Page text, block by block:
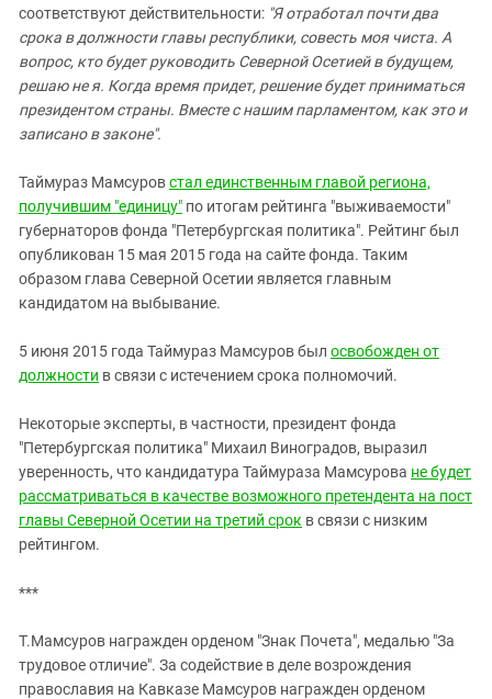
соответствуют действительности: "Я отработал почти два
срока в должности главы республики, совесть моя чиста. А
вопрос, кто будет руководить Северной Осетией в будущем,
решаю не я. Когда время придет, решение будет приниматься
президентом страны. Вместе с нашим парламентом, как это и
записано в законе".
Таймураз Мамсуровстал единственным главой региона,
получившим "единицу" по итогам рейтинга "выживаемости"
губернаторов фонда "Петербургская политика". Рейтинг был
опубликован 15 мая 2015 года на сайте фонда. Таким
образом глава Северной Осетии является главным
кандидатом на выбывание.
5 июня 2015 года Таймураз Мамсуров был освобожден от
должности в связи с истечением срока полномочий.
Некоторые эксперты, в частности, президент фонда
"Петербургская политика" Михаил Виноградов, выразил
уверенность, что кандидатура Таймураза Мамсурова не будет
рассматриваться в качестве возможного претендента на пост
главы Северной Осетии на третий срок в связи с низким
рейтингом.
***
Т.Мамсуров награжден орденом "Знак Почета", медалью "За
трудовое отличие". За содействие в деле возрождения
православия на Кавказе Мамсуров награжден орденом